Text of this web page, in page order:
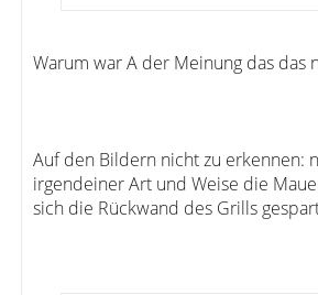
Warum war A der Meinung das das
Auf den Bildern nicht zu erkennen:
irgendeiner Art und Weise die
sich die Rückwand des Grills